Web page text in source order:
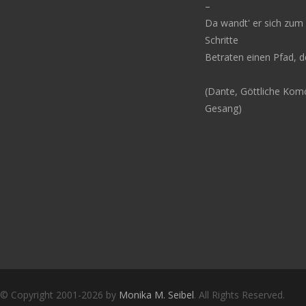
© Copyright 2001-2026 by Monika M. Seibel. All Rights Reserved.
–
Da wandt' er sich zum
Schritte
Betraten einen Pfad,
(Dante, Göttliche
Gesang)